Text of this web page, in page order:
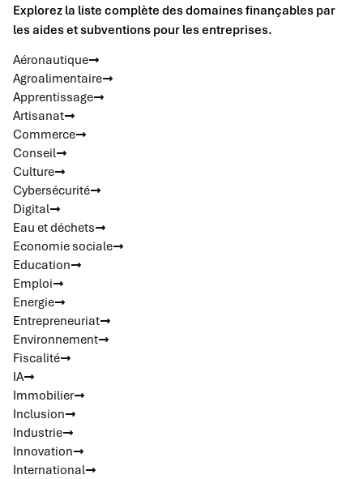
Explorez la liste complète des domaines finançables par
les aides et subventions pour les entreprises.
Aéronautique
Agroalimentaire
Apprentissage
Artisanat
Commerce
Conseil
Culture
Cybersécurité
Digital
Eau et déchets
Economie sociale
Education
Emploi
Energie
Entrepreneuriat
Environnement
Fiscalité
IA
Immobilier
Inclusion
Industrie
Innovation
International